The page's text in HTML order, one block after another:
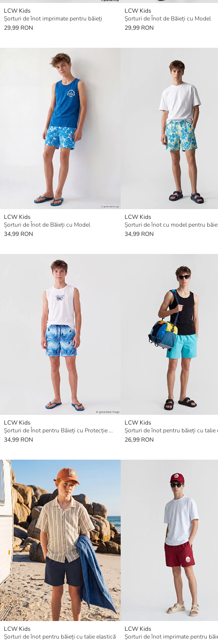
LCW Kids
Șorturi de înot imprimate pentru băieți
29,99 RON
LCW Kids
Șorturi de Înot de Băieți cu Model
29,99 RON
LCW Kids
Șorturi de Înot de Băieți cu Model
34,99 RON
LCW Kids
Șorturi de înot cu model pentru
34,99 RON
LCW Kids
Șorturi de Înot pentru Băieți cu Protecție UV și Uscare Rapidă
34,99 RON
LCW Kids
Șorturi de înot pentru băieți cu talie
26,99 RON
LCW Kids
Șorturi de înot pentru băieți cu talie elastică
LCW Kids